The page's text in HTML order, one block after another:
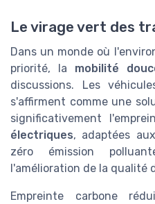
Le virage vert des
Dans un monde où
priorité, la mobilité
discussions. Les
s'affirment comme une
significativement
électriques, adaptées
zéro émission
l'amélioration de la qualité
Empreinte carbone